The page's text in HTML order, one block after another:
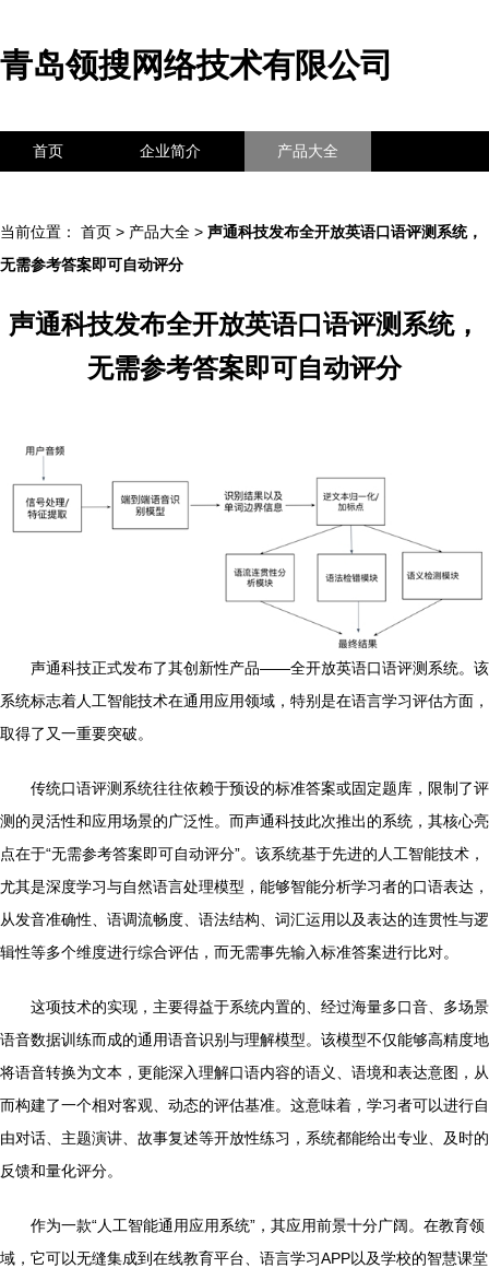
青岛领搜网络技术有限公司
首页 企业简介 产品大全
当前位置： 首页 > 产品大全 > 声通科技发布全开放英语口语评测系统，
无需参考答案即可自动评分
声通科技发布全开放英语口语评测系统，
无需参考答案即可自动评分
声通科技正式发布了其创新性产品——全开放英语口语评测系统。该
系统标志着人工智能技术在通用应用领域，特别是在语言学习评估方面，
取得了又一重要突破。
传统口语评测系统往往依赖于预设的标准答案或固定题库，限制了评
测的灵活性和应用场景的广泛性。而声通科技此次推出的系统，其核心亮
点在于“无需参考答案即可自动评分”。该系统基于先进的人工智能技术，
尤其是深度学习与自然语言处理模型，能够智能分析学习者的口语表达，
从发音准确性、语调流畅度、语法结构、词汇运用以及表达的连贯性与逻
辑性等多个维度进行综合评估，而无需事先输入标准答案进行比对。
这项技术的实现，主要得益于系统内置的、经过海量多口音、多场景
语音数据训练而成的通用语音识别与理解模型。该模型不仅能够高精度地
将语音转换为文本，更能深入理解口语内容的语义、语境和表达意图，从
而构建了一个相对客观、动态的评估基准。这意味着，学习者可以进行自
由对话、主题演讲、故事复述等开放性练习，系统都能给出专业、及时的
反馈和量化评分。
作为一款“人工智能通用应用系统”，其应用前景十分广阔。在教育领
域，它可以无缝集成到在线教育平台、语言学习APP以及学校的智慧课堂